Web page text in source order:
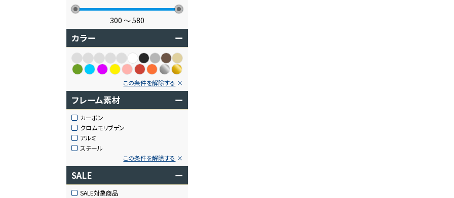
300 〜580
カラー ー
この条件を解除する
フレーム素材 ー
カーボン
クロムモリブデン
アルミ
スチール
この条件を解除する
SALE ー
SALE対象商品